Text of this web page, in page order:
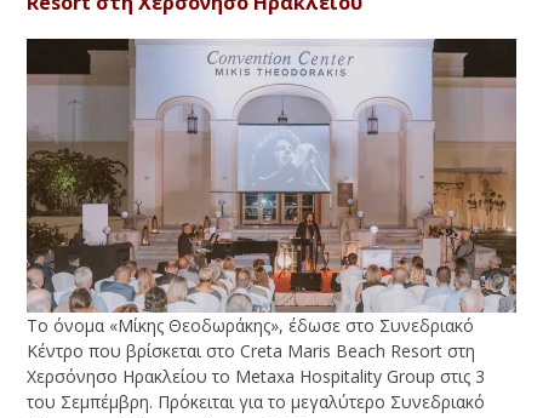
Το όνομα «Μίκης Θεοδωράκης», έδωσε στο Συνεδριακό
Κέντρο που βρίσκεται στο Creta Maris Beach Resort στη
Χερσόνησο Ηρακλείου το Metaxa Hospitality Group στις 3
του Σεμπέμβρη. Πρόκειται για το μεγαλύτερο Συνεδριακό